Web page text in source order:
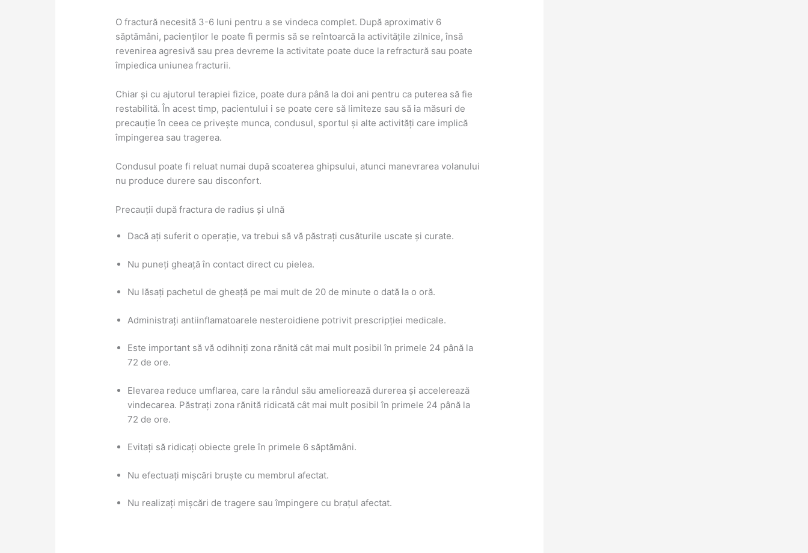
O fractură necesită 3-6 luni pentru a se vindeca complet. După aproximativ 6
săptămâni, pacienților le poate fi permis să se reîntoarcă la activitățile zilnice, însă
revenirea agresivă sau prea devreme la activitate poate duce la refractură sau poate
împiedica uniunea fracturii.
Chiar și cu ajutorul terapiei fizice, poate dura până la doi ani pentru ca puterea să fie
restabilită. În acest timp, pacientului i se poate cere să limiteze sau să ia măsuri de
precauție în ceea ce privește munca, condusul, sportul și alte activități care implică
împingerea sau tragerea.
Condusul poate fi reluat numai după scoaterea ghipsului, atunci manevrarea volanului
nu produce durere sau disconfort.
Precauții după fractura de radius și ulnă
Dacă ați suferit o operație, va trebui să vă păstrați cusăturile uscate și curate.
Nu puneți gheață în contact direct cu pielea.
Nu lăsați pachetul de gheață pe mai mult de 20 de minute o dată la o oră.
Administrați antiinflamatoarele nesteroidiene potrivit prescripției medicale.
Este important să vă odihniți zona rănită cât mai mult posibil în primele 24 până la
72 de ore.
Elevarea reduce umflarea, care la rândul său ameliorează durerea și accelerează
vindecarea. Păstrați zona rănită ridicată cât mai mult posibil în primele 24 până la
72 de ore.
Evitați să ridicați obiecte grele în primele 6 săptămâni.
Nu efectuați mișcări bruște cu membrul afectat.
Nu realizați mișcări de tragere sau împingere cu brațul afectat.